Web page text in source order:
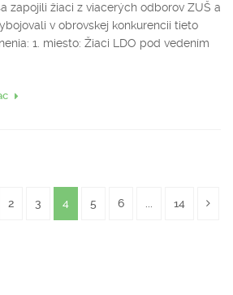
zapojili žiaci z viacerých odborov ZUŠ a
v obrovskej konkurencii tieto
1. miesto: Žiaci LDO pod vedením
2 3 4 5 6 14